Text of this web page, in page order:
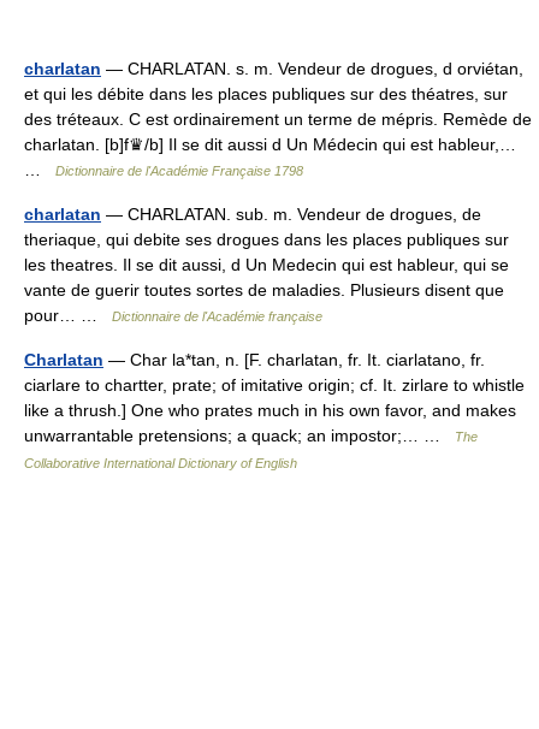
charlatan — CHARLATAN. s. m. Vendeur de drogues, d orviétan,
et qui les débite dans les places publiques sur des théatres, sur
des tréteaux. C est ordinairement un terme de mépris. Remède de
charlatan. [b]f♛/b] Il se dit aussi d Un Médecin qui est hableur,…
Dictionnaire de l'Académie Française 1798
charlatan — CHARLATAN. sub. m. Vendeur de drogues, de
theriaque, qui debite ses drogues dans les places publiques sur
les theatres. Il se dit aussi, d Un Medecin qui est hableur, qui se
vante de guerir toutes sortes de maladies. Plusieurs disent que
pour… …
Dictionnaire de l'Académie française
Charlatan — Char la*tan, n. [F. charlatan, fr. It. ciarlatano, fr.
ciarlare to chartter, prate; of imitative origin; cf. It. zirlare to whistle
like a thrush.] One who prates much in his own favor, and makes
unwarrantable pretensions; a quack; an impostor;… …
The
Collaborative International Dictionary of English